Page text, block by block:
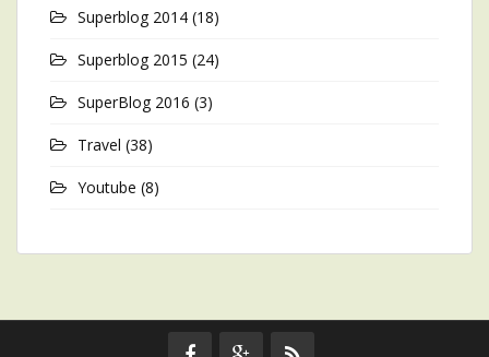
Superblog 2014 (18)
Superblog 2015 (24)
SuperBlog 2016 (3)
Travel (38)
Youtube (8)